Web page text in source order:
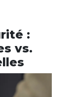
:
vs.